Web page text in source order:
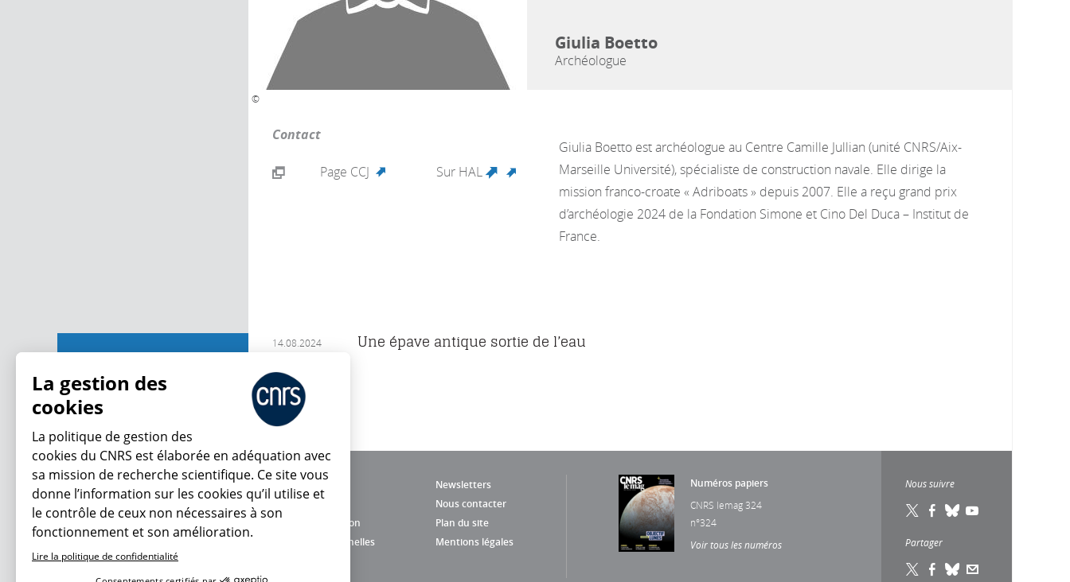
©
Giulia Boetto
Archéologue
Contact
Page CCJ Sur HAL (link is external)
Giulia Boetto est archéologue au Centre Camille Jullian (unité CNRS/Aix-
Marseille Université), spécialiste de construction navale. Elle dirige la
mission franco-croate « Adriboats » depuis 2007. Elle a reçu grand prix
d’archéologie 2024 de la Fondation Simone et Cino Del Duca – Institut de
France.
14.08.2024 Une épave antique sortie de l’eau
Newsletters
Nous contacter
Charte d'utilisation
Plan du site
Données personnelles
Mentions légales
Numéros papiers
CNRS lemag 324
n°324
Voir tous les numéros
Nous suivre
Partager
La gestion des
cookies
La politique de gestion des
cookies du CNRS est élaborée en adéquation avec
sa mission de recherche scientifique. Ce site vous
donne l’information sur les cookies qu’il utilise et
le contrôle de ceux non nécessaires à son
fonctionnement et son amélioration.
Lire la politique de confidentialité